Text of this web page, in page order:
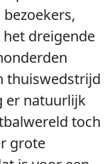
het dreigende
thuiswedstrijd
er natuurlijk
toch
grote